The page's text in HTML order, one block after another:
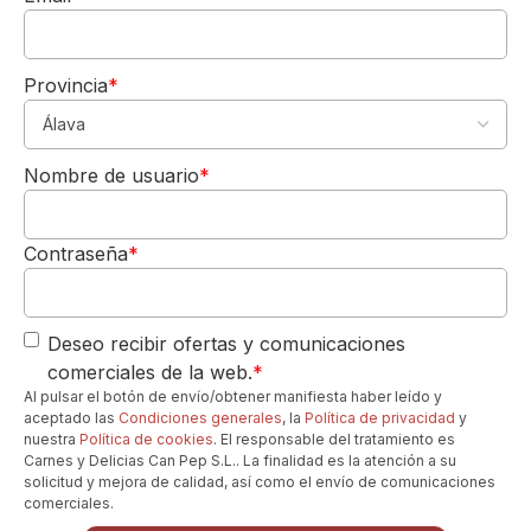
para realzar su complejidad aromática, su
todas sus cualidades brillen sin que el frío
excesivo las opaque.
La Copa Perfecta:
blanco de gran tamaño, tipo Borgoña o
Chardonnay con crianza (como la Zalto
cáliz amplio, es la elección ideal. Su forma
ayuda a concentrar los complejos aromas
cuerpo en el paladar.
Momento Perfecto:Este De Venoge
Louis XV Brut Millésime es un vino para
ocasiones verdaderamente especiales y
memorables, una cena gourmet de
celebración o una velada con amantes del
vino que aprecian la máxima expresión de
5,00€
DE REGALO
Para tu 1º pedido
Los quiero-->
Provincia*
Nombre de usuario*
Contraseña*
Deseo recibir ofertas y comunicaciones
comerciales de la web.*
Al pulsar el botón de envío/obtener manifiesta haber leído y
aceptado las Condiciones generales, la Política de privacidad y
nuestra Política de cookies. El responsable del tratamiento es
Carnes y Delicias Can Pep S.L.. La finalidad es la atención a su
solicitud y mejora de calidad, así como el envío de comunicaciones
comerciales.